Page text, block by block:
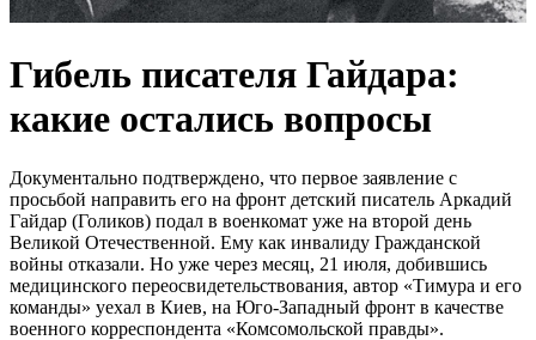
Гибель писателя Гайдара:
какие остались вопросы
Документально подтверждено, что первое заявление с
просьбой направить его на фронт детский писатель Аркадий
Гайдар (Голиков) подал в военкомат уже на второй день
Великой Отечественной. Ему как инвалиду Гражданской
войны отказали. Но уже через месяц, 21 июля, добившись
медицинского переосвидетельствования, автор «Тимура и его
команды» уехал в Киев, на Юго-Западный фронт в качестве
военного корреспондента «Комсомольской правды».